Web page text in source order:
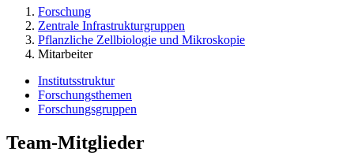
Forschung
Zentrale Infrastrukturgruppen
Pflanzliche Zellbiologie und Mikroskopie
Mitarbeiter
Institutsstruktur
Forschungsthemen
Forschungsgruppen
Team-Mitglieder